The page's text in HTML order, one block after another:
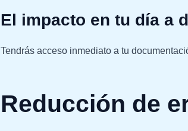
El impacto en tu día a
Tendrás acceso inmediato a tu
Reducción de